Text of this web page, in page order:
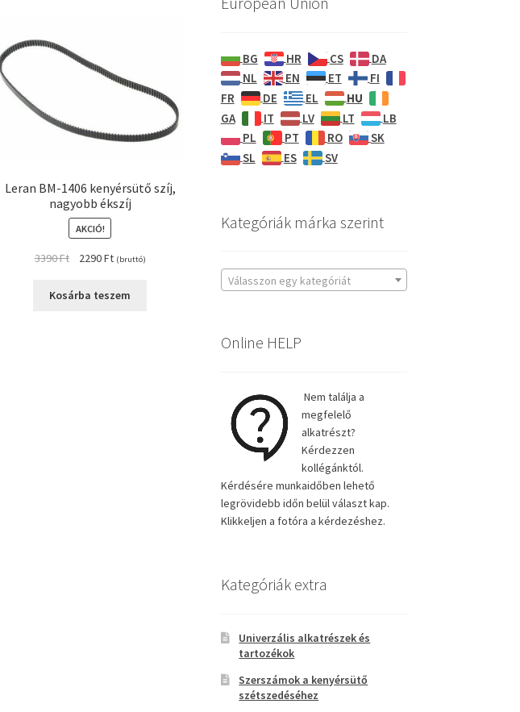
Leran BM-1406 kenyérsütő szíj,
nagyobb ékszíj
AKCIÓ!
3390Ft
Original
was:
2290FtCurrent
is:
(bruttó)
Kosárba teszem
BG HR CS
DA
NL
EN ET
FI
FR
DE EL
HU
GA
IT LV LT
LB
PL
PT RO
SK
SL
ES SV
Kategóriák márka szerint
Válasszon egy kategóriát
Online HELP
Nem találja a
megfelelő
alkatrészt?
Kérdezzen
kollégánktól.
Kérdésére munkaidőben lehető
legrövidebb időn belül választ kap.
Klikkeljen a fotóra a kérdezéshez.
Kategóriák extra
Univerzális alkatrészek és
tartozékok
Szerszámok a kenyérsütő
szétszedéséhez